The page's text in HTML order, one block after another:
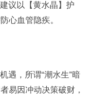
议以【黄水晶】护
心血管隐疾。
遇，所谓“潮水生”暗
易因冲动决策破财，